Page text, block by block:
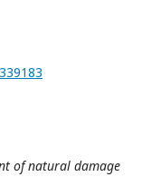
of natural damage